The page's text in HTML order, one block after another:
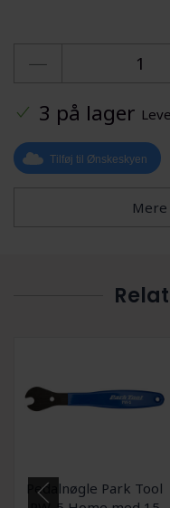
3 på lager
Tilføj til Ønskeskyen
Pedalnøgle Park Tool